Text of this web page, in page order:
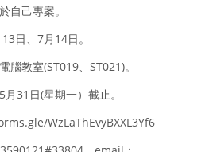
自己專案。
日、7月14日。
腦教室(ST019、ST021)。
31日(星期一）截止。
WzLaThEvyBXXL3Yf6